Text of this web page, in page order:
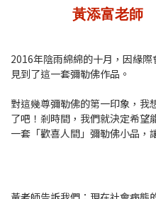
黃添富老師
2016年陰雨綿綿的十月，因緣
見到了這一套彌勒佛作品。
對這幾尊彌勒佛的第一印象，我
了吧！剎時間，我們就決定希望
一套「歡喜人間」彌勒佛小品，